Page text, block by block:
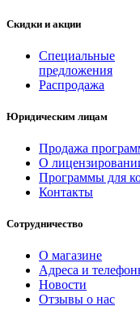
Скидки и акции
Специальные
предложения
Распродажа
Юридическим лицам
Продажа
О
Программы для
Контакты
Сотрудничество
О магазине
Адреса и
Новости
Отзывы о нас